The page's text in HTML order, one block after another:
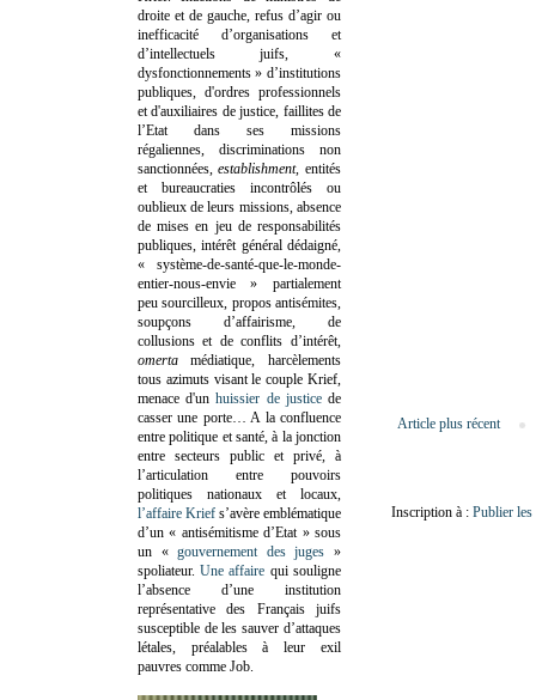
Article plus récent
Inscription à : Publier
droite et de gauche, refus d’agir ou
inefficacité d’organisations et
d’intellectuels juifs, «
dysfonctionnements » d’institutions
publiques, d'ordres professionnels
et d'auxiliaires de justice, faillites de
l’Etat dans ses missions
régaliennes, discriminations non
sanctionnées,establishment, entités
et bureaucraties incontrôlés ou
oublieux de leurs missions, absence
de mises en jeu de responsabilités
publiques, intérêt général dédaigné,
« système-de-santé-que-le-monde-
entier-nous-envie » partialement
peu sourcilleux, propos antisémites,
soupçons d’affairisme, de
collusions et de conflits d’intérêt,
omertamédiatique, harcèlements
tous azimuts visant le couple Krief,
menace d'unhuissier de justicede
casser une porte… A la confluence
entre politique et santé, à la jonction
entre secteurs public et privé, à
l’articulation entre pouvoirs
politiques nationaux et locaux,
l’affaire Krief s’avère emblématique
d’un « antisémitisme d’Etat » sous
un «gouvernement des juges »
spoliateur.Une affaire qui souligne
l’absence d’une institution
représentative des Français juifs
susceptible de les sauver d’attaques
létales, préalables à leur exil
pauvres comme Job.